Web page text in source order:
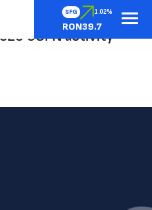
SFG 1.02%
RON39.7
USFN activity